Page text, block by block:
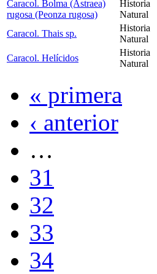
Caracol. Bolma (Astraea)
rugosa (Peonza rugosa)
Historia
Natural
Caracol. Thais sp.
Historia
Natural
Caracol. Helícidos
Historia
Natural
« primera
‹ anterior
…
31
32
33
34